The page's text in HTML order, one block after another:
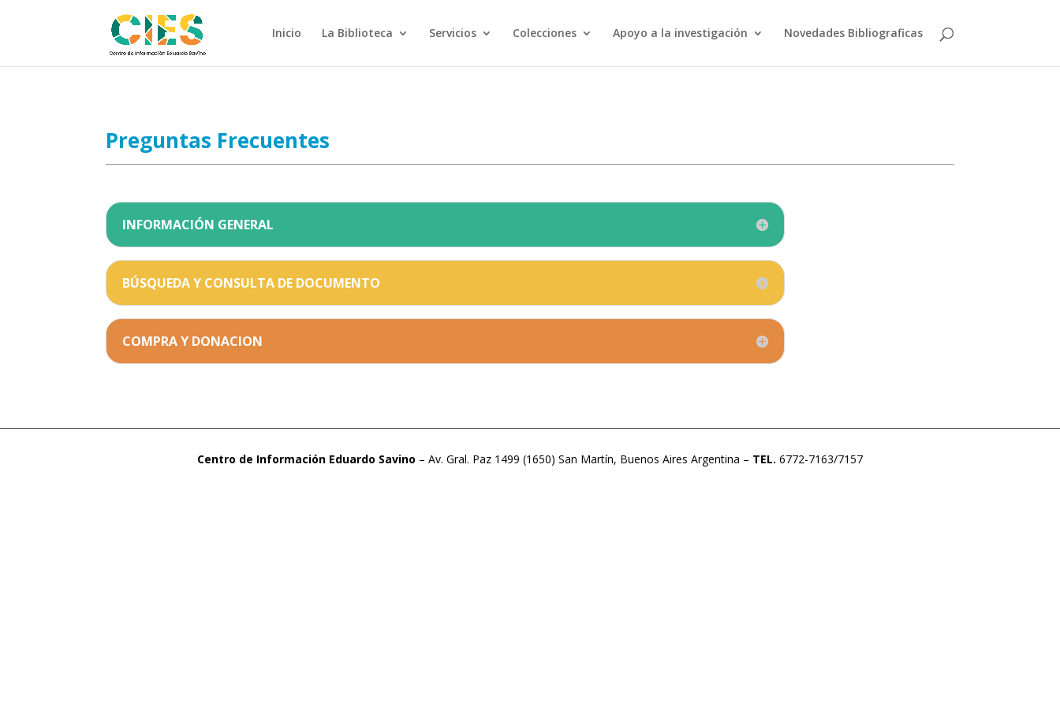
Inicio La Biblioteca Servicios Colecciones Apoyo a la investigación Novedades Bibliograficas
Preguntas Frecuentes
INFORMACIÓN GENERAL
BÚSQUEDA Y CONSULTA DE DOCUMENTO
COMPRA Y DONACION
Centro de Información Eduardo Savino – Av. Gral. Paz 1499 (1650) San Martín, Buenos Aires Argentina – TEL. 6772-7163/7157